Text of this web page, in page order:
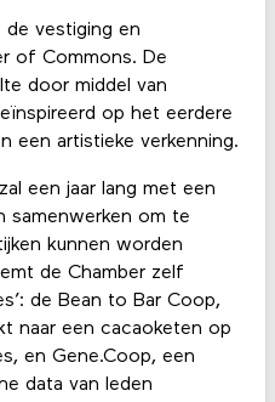
de vestiging en
of Commons. De
door middel van
op het eerdere
een artistieke verkenning.
een jaar lang met een
samenwerken om te
kunnen worden
de Chamber zelf
de Bean to Bar Coop,
naar een cacaoketen op
en Gene.Coop, een
data van leden